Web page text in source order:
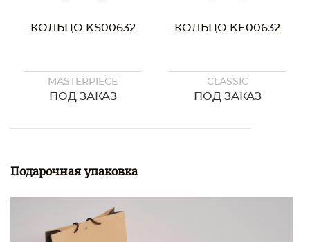
КОЛЬЦО KS00632
MASTERPIECE
ПОД ЗАКАЗ
КОЛЬЦО KE00632
CLASSIC
ПОД ЗАКАЗ
Подарочная упаковка